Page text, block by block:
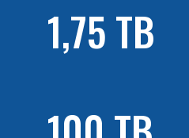
1,75 TB